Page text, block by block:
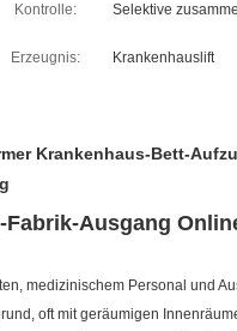
Kontrolle: Selektive
Erzeugnis: Krankenhauslift
Krankenhaus-Bett-
Ausgang
medizinischem Personal und
oft mit geräumigen